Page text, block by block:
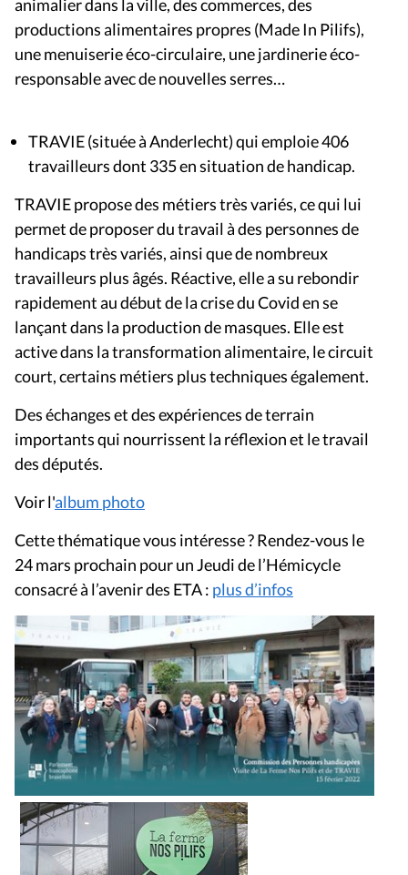
animalier dans la ville, des commerces, des
productions alimentaires propres (Made In Pilifs),
une menuiserie éco-circulaire, une jardinerie éco-
responsable avec de nouvelles serres…
TRAVIE (située à Anderlecht) qui emploie 406
travailleurs dont 335 en situation de handicap.
TRAVIE propose des métiers très variés, ce qui lui
permet de proposer du travail à des personnes de
handicaps très variés, ainsi que de nombreux
travailleurs plus âgés. Réactive, elle a su rebondir
rapidement au début de la crise du Covid en se
lançant dans la production de masques. Elle est
active dans la transformation alimentaire, le circuit
court, certains métiers plus techniques également.
Des échanges et des expériences de terrain
importants qui nourrissent la réflexion et le travail
des députés.
Voir l'album photo
Cette thématique vous intéresse ? Rendez-vous le
24 mars prochain pour un Jeudi de l’Hémicycle
consacré à l’avenir des ETA : plus d’infos